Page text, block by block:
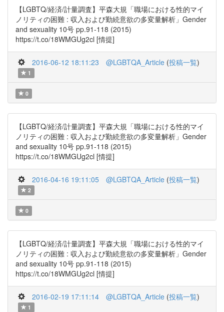
【LGBTQ/経済/計量調査】平森大規「職場における性的マイ
ノリティの困難 : 収入および勤続意欲の多変量解析」Gender
and sexuality 10号 pp.91-118 (2015)
https://t.co/18WMGUg2cl [情提]
2016-06-12 18:11:23 @LGBTQA_Article (投稿一覧)
1
0
【LGBTQ/経済/計量調査】平森大規「職場における性的マイ
ノリティの困難 : 収入および勤続意欲の多変量解析」Gender
and sexuality 10号 pp.91-118 (2015)
https://t.co/18WMGUg2cl [情提]
2016-04-16 19:11:05 @LGBTQA_Article (投稿一覧)
2
0
【LGBTQ/経済/計量調査】平森大規「職場における性的マイ
ノリティの困難 : 収入および勤続意欲の多変量解析」Gender
and sexuality 10号 pp.91-118 (2015)
https://t.co/18WMGUg2cl [情提]
2016-02-19 17:11:14 @LGBTQA_Article (投稿一覧)
1